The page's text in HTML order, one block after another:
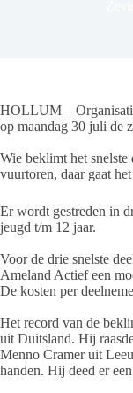
HOLLUM –
op maandag 30 juli de
Wie beklimt het snelste
vuurtoren, daar gaat
Er wordt gestreden in
jeugd t/m 12 jaar.
Voor de drie snelste
Ameland Actief een
De kosten per
Het record van de
uit Duitsland. Hij
Menno Cramer uit
handen. Hij deed er